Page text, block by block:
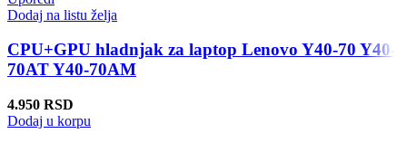
Dodaj na listu želja
CPU+GPU hladnjak za laptop Lenovo Y40-70 Y40-
70AT Y40-70AM
4.950 RSD
Dodaj u korpu